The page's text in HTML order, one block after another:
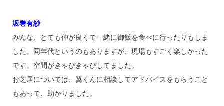
坂巻有紗
みんな、とても仲が良くて一緒に御飯を食べに行ったりもしま
した。同年代というのもありますが、現場もすごく楽しかった
です。空間がきゃぴきゃぴしてました。
お芝居については、翼くんに相談してアドバイスをもらうこと
もあって、助かりました。